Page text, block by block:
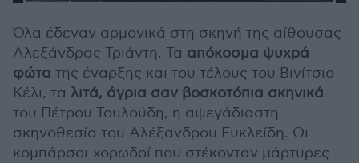
Όλα έδεναν αρμονικά στη σκηνή της αίθουσας
Αλεξάνδρας Τριάντη. Τα απόκοσμα ψυχρά
φώτα της έναρξης και του τέλους του Βινίτσιο
Κέλι, τα λιτά, άγρια σαν βοσκοτόπια σκηνικά
του Πέτρου Τουλούδη, η αψεγάδιαστη
σκηνοθεσία του Αλέξανδρου Ευκλείδη. Οι
κομπάρσοι-χορωδοί που στέκονταν μάρτυρες